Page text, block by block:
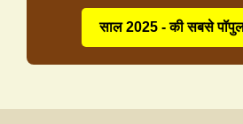
साल 2025 - की सबसे